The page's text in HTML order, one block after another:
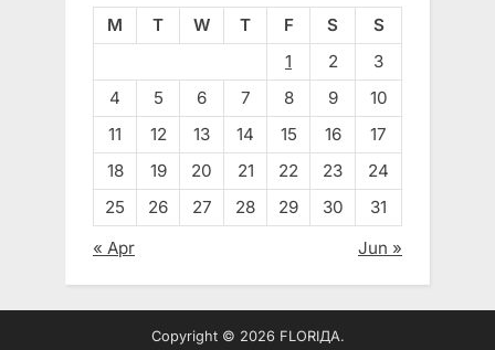
M
T W T F S
S
1
2
3
4
5 6 7 8 9
10
11
12 13 14 15 16
17
18
19 20 21 22 23
24
25
26 27 28 29 30
31
« Apr
Jun »
Copyright © 2026 FLORIДА.